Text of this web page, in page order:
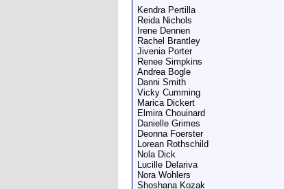
Kendra Pertilla
Reida Nichols
Irene Dennen
Rachel Brantley
Jivenia Porter
Renee Simpkins
Andrea Bogle
Danni Smith
Vicky Cumming
Marica Dickert
Elmira Chouinard
Danielle Grimes
Deonna Foerster
Lorean Rothschild
Nola Dick
Lucille Delariva
Nora Wohlers
Shoshana Kozak